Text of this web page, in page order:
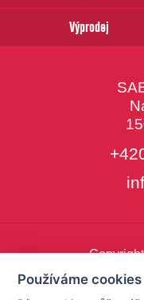
Výprodej
Používáme cookies